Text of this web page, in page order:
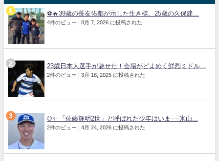
⚽🔥39歳の長友佑都が示した生き様、25歳の久保建...
4件のビュー 8月 7, 2026 に投稿された
23歳日本人選手が魅せた！会場がどよめく鮮烈ミドル...
2件のビュー 3月 18, 2025 に投稿された
⚾✨ 「佐藤輝明2世」と呼ばれた少年はいま──米山...
2件のビュー 4月 24, 2026 に投稿された